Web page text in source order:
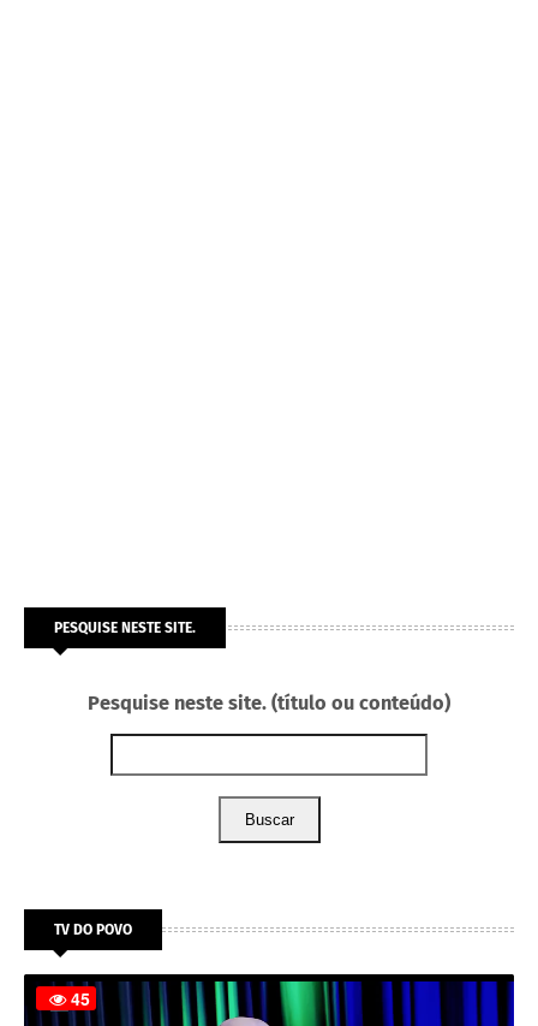
PESQUISE NESTE SITE.
Pesquise neste site. (título ou conteúdo)
Buscar
TV DO POVO